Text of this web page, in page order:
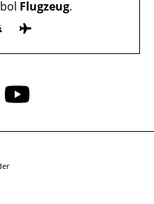
Flugzeug.
Folge
auf